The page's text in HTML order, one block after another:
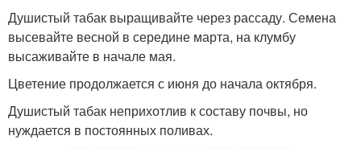
Душистый табак выращивайте через рассаду. Семена
высевайте весной в середине марта, на клумбу
высаживайте в начале мая.
Цветение продолжается с июня до начала октября.
Душистый табак неприхотлив к составу почвы, но
нуждается в постоянных поливах.